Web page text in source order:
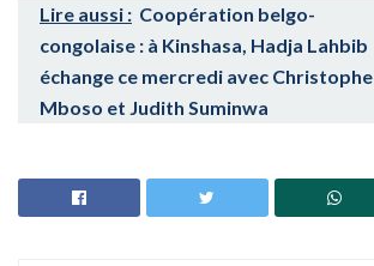
Lire aussi : Coopération belgo-
congolaise : à Kinshasa, Hadja Lahbib
échange ce mercredi avec Christophe
Mboso et Judith Suminwa